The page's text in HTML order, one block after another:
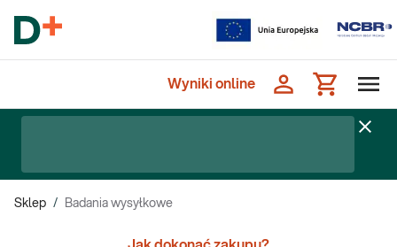
Wyniki online
Sklep / Badania wysyłkowe